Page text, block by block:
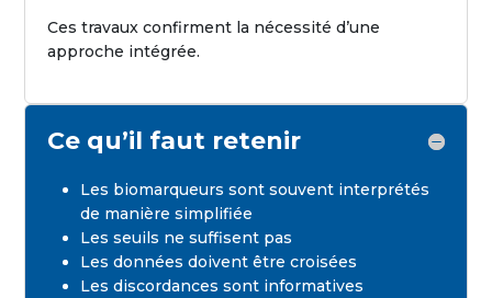
Ces travaux confirment la nécessité d’une
approche intégrée.
Ce qu’il faut retenir
Les biomarqueurs sont souvent interprétés
de manière simplifiée
Les seuils ne suffisent pas
Les données doivent être croisées
Les discordances sont informatives